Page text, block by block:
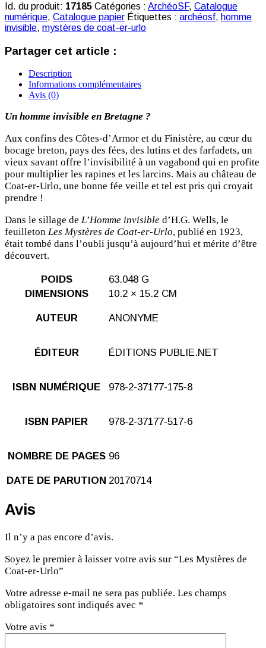
Id. du produit: 17185 Catégories : ArchéoSF, Catalogue
numérique, Catalogue papier Étiquettes : archéosf, homme
invisible, mystères de coat-er-urlo
Partager cet article :
Description
Informations complémentaires
Avis (0)
Un homme invisible en Bretagne ?
Aux confins des Côtes-d’Armor et du Finistère, au cœur du
bocage breton, pays des fées, des lutins et des farfadets, un
vieux savant offre l’invisibilité à un vagabond qui en profite
pour multiplier les rapines et les larcins. Mais au château de
Coat-er-Urlo, une bonne fée veille et tel est pris qui croyait
prendre !
Dans le sillage de L’Homme invisible d’H.G. Wells, le
feuilleton Les Mystères de Coat-er-Urlo, publié en 1923,
était tombé dans l’oubli jusqu’à aujourd’hui et mérite d’être
découvert.
POIDS
63.048 G
DIMENSIONS
10.2 × 15.2 CM
AUTEUR ANONYME
ÉDITEUR ÉDITIONS PUBLIE.NET
ISBN NUMÉRIQUE 978-2-37177-175-8
ISBN PAPIER 978-2-37177-517-6
NOMBRE DE PAGES 96
DATE DE PARUTION 20170714
Avis
Il n’y a pas encore d’avis.
Soyez le premier à laisser votre avis sur “Les Mystères de
Coat-er-Urlo”
Votre adresse e-mail ne sera pas publiée. Les champs
obligatoires sont indiqués avec *
Votre avis *